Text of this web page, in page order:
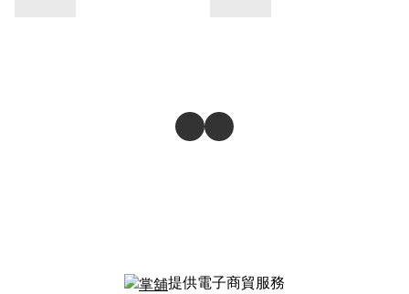
提供電子商貿服務